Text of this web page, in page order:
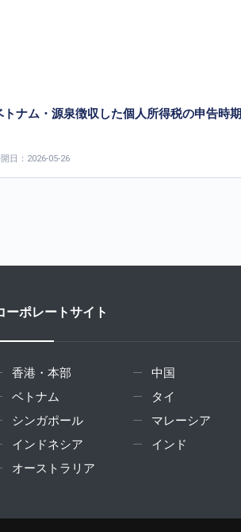
トナム・源泉徴収した個人所得税の申告時期
日：2026-05-26
ーポレートサイト
香港・本部
中国
ベトナム
タイ
シンガポール
マレーシア
インドネシア
インド
オーストラリア